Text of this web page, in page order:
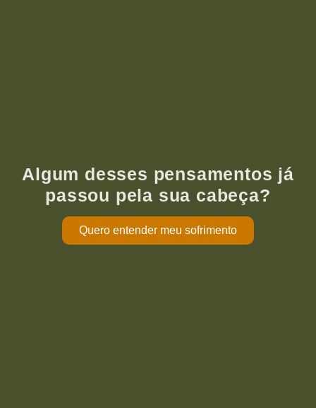
Algum desses pensamentos já
passou pela sua cabeça?
Quero entender meu sofrimento